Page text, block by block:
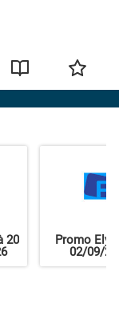
20
Promo
02/09/